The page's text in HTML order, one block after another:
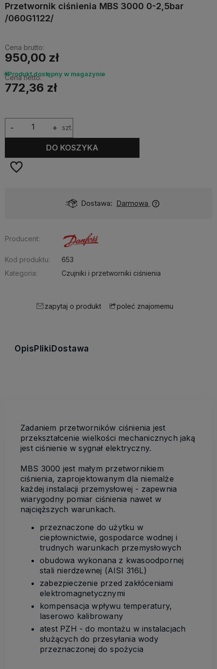
Przetwornik ciśnienia MBS 3000 0-2,5bar
/060G1122/
Cena brutto:
950,00 zł
Produkt dostępny w magazynie
Cena netto:
772,36 zł
+
- szt.
DO KOSZYKA
Dostawa: Darmowa
Producent:
Kod produktu:
653
Kategoria:
Czujniki i przetworniki ciśnienia
zapytaj o produkt poleć znajomemu
OpisPlikiDostawa
Zadaniem przetworników ciśnienia jest
przekształcenie wielkości mechanicznych jaką
jest ciśnienie w sygnał elektryczny.
MBS 3000 jest małym przetwornikiem
ciśnienia, zaprojektowanym dla niemalże
każdej instalacji przemysłowej - zapewnia
wiarygodny pomiar ciśnienia nawet w
najcięższych warunkach.
przeznaczone do użytku w
ciepłownictwie, gospodarce wodnej i
trudnych warunkach przemysłowych
obudowa wykonana z kwasoodpornej
stali nierdzewnej (AISI 316L)
zabezpieczenie przed zakłóceniami
elektromagnetycznymi
kompensacja wpływu temperatury,
laserowo kalibrowany
atest PZH - do montażu w instalacjach
służących do przesyłania wody
przeznaczonej do spożycia